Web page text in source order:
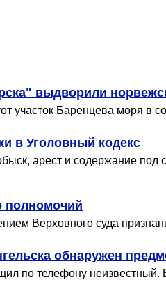
выдворили
участок Баренцева моря в
в Уголовный кодекс
арест и содержание
полномочий
Верховного суда
обнаружен
по телефону неизвестный.